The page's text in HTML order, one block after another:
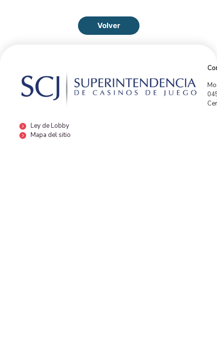
Volver
Ley de Lobby
Mapa del sitio